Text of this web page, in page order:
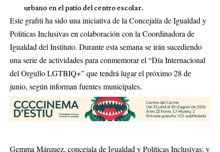
urbano en el patio del centro escolar.
Este grafiti ha sido una iniciativa de la Concejalía de Igualdad y
Políticas Inclusivas en colaboración con la Coordinadora de
Igualdad del Instituto. Durante esta semana se irán sucediendo
una serie de actividades para conmemorar el “Día Internacional
del Orgullo LGTBIQ+” que tendrá lugar el próximo 28 de
junio, según informan fuentes municipales.
Gemma Márquez, concejala de Igualdad y Políticas Inclusivas; y